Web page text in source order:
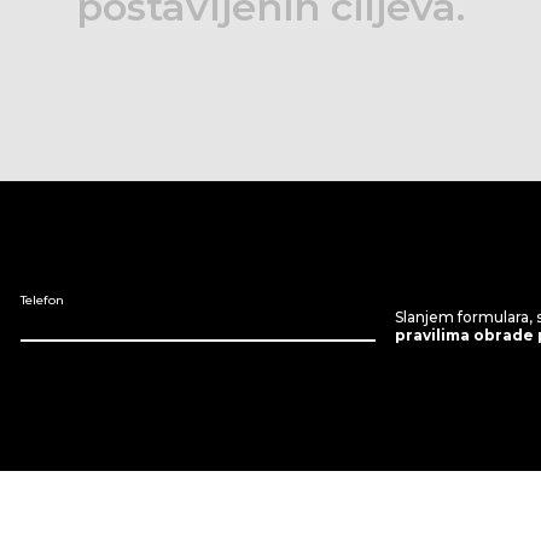
Telefon
Slanjem formulara,
pravilima obrade